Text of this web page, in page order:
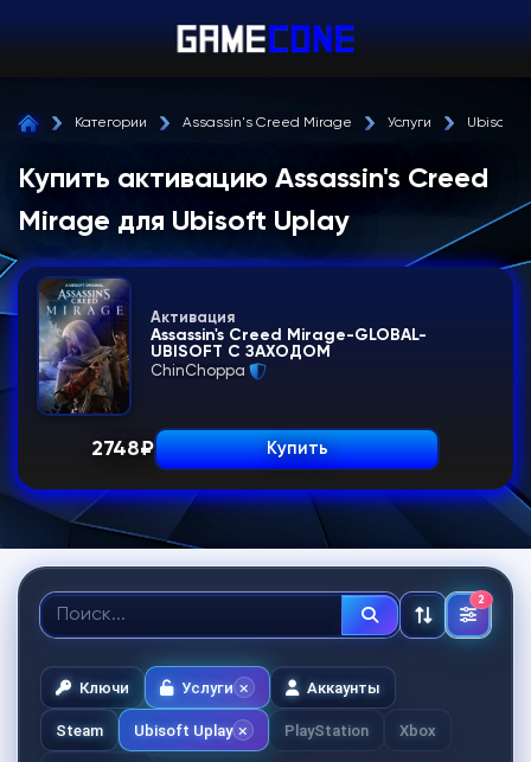
Категории Assassin's Creed Mirage Услуги Ubisoft
Купить активацию Assassin's Creed
Mirage для Ubisoft Uplay
Активация
Assassin's Creed Mirage-GLOBAL-
UBISOFT С ЗАХОДОМ
ChinChoppa
2748₽ Купить
2
Ключи Услуги Аккаунты
Steam Ubisoft Uplay PlayStation Xbox